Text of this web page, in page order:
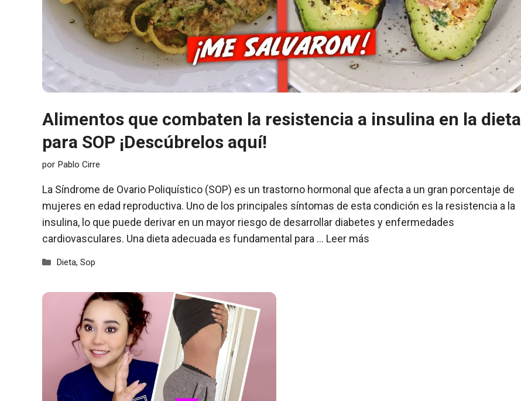
Alimentos que combaten la resistencia a insulina en la dieta
para SOP ¡Descúbrelos aquí!
por Pablo Cirre
La Síndrome de Ovario Poliquístico (SOP) es un trastorno hormonal que afecta a un gran porcentaje de
mujeres en edad reproductiva. Uno de los principales síntomas de esta condición es la resistencia a la
insulina, lo que puede derivar en un mayor riesgo de desarrollar diabetes y enfermedades
cardiovasculares. Una dieta adecuada es fundamental para … Leer más
Categorías
Dieta,Sop